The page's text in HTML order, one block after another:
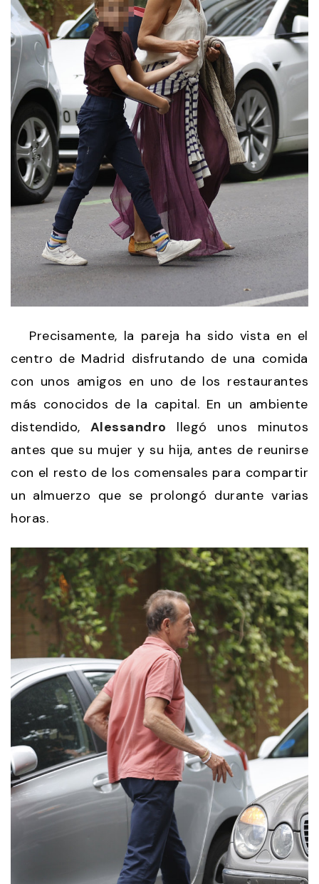
Precisamente, la pareja ha sido vista en el
centro de Madrid disfrutando de una comida
con unos amigos en uno de los restaurantes
más conocidos de la capital. En un ambiente
distendido, Alessandro llegó unos minutos
antes que su mujer y su hija, antes de reunirse
con el resto de los comensales para compartir
un almuerzo que se prolongó durante varias
horas.